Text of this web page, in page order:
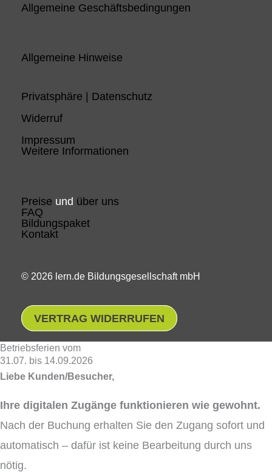
Allgemeine Geschäftsbedingungen
Allgemeine Hinweise
Privatsphäre | Datenschutz
Widerruf
Impressum
Weitere Informationen
Preise und über uns
FAQ
Bildungspaket
Kontakt
© 2026 lern.de Bildungsgesellschaft mbH
VERTRAG WIDERRUFEN
Betriebsferien vom
31.07. bis 14.09.2026
Liebe Kunden/Besucher,
Ihre digitalen Zugänge funktionieren wie gewohnt.
Nach der Buchung erhalten Sie den Zugang sofort und
automatisch – dafür ist keine Bearbeitung durch uns
nötig.